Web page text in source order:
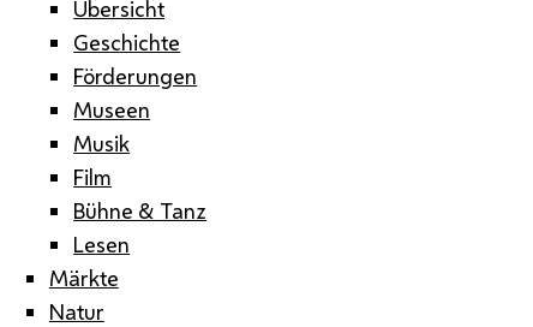
Übersicht
Geschichte
Förderungen
Museen
Musik
Film
Bühne & Tanz
Lesen
Märkte
Natur